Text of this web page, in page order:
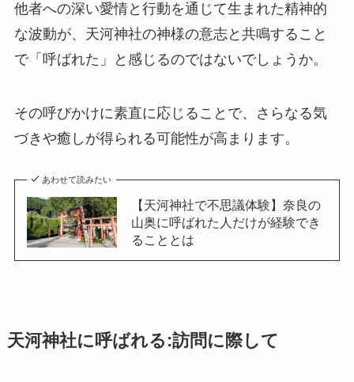
他者への深い愛情と行動を通じて生まれた精神的
な波動が、天河神社の神様の意志と共鳴すること
で「呼ばれた」と感じるのではないでしょうか。
その呼びかけに素直に応じることで、さらなる気
づきや癒しが得られる可能性が高まります。
あわせて読みたい
【天河神社で不思議体験】奈良の
山奥に呼ばれた人だけが経験でき
ることとは
天河神社に呼ばれる:訪問に際して